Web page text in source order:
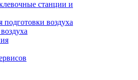
станции и
подготовки воздуха